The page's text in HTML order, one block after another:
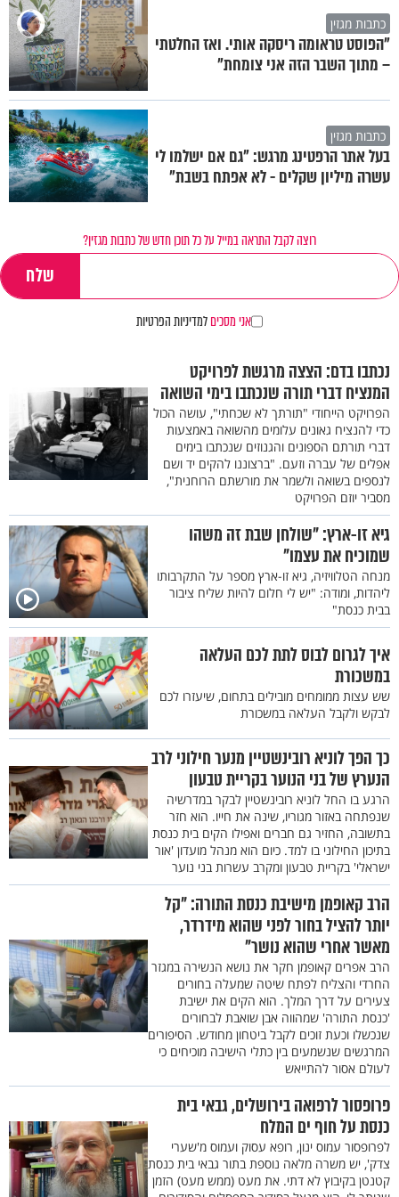
כתבות מגזין
"הפוסט טראומה ריסקה אותי. ואז החלטתי
– מתוך השבר הזה אני צומחת"
כתבות מגזין
בעל אתר הרפטינג מרגש: "גם אם ישלמו לי
עשרה מיליון שקלים - לא אפתח בשבת"
רוצה לקבל התראה במייל על כל תוכן חדש של כתבות מגזין?
אני מסכיםלמדיניות הפרטיות
נכתבו בדם: הצצה מרגשת לפרויקט
המנציח דברי תורה שנכתבו בימי השואה
הפרויקט הייחודי "תורתך לא שכחתי", עושה הכול
כדי להנציח גאונים עלומים מהשואה באמצעות
דברי תורתם הספונים והגנוזים שנכתבו בימים
אפלים של עברה וזעם. "ברצוננו להקים יד ושם
לנספים בשואה ולשמר את מורשתם הרוחנית",
מסביר יוזם הפרויקט
גיא זו-ארץ: "שולחן שבת זה משהו
שמוכיח את עצמו"
מנחה הטלוויזיה, גיא זו-ארץ מספר על התקרבותו
ליהדות, ומודה: "יש לי חלום להיות שליח ציבור
בבית כנסת"
איך לגרום לבוס לתת לכם העלאה
במשכורת
שש עצות ממומחים מובילים בתחום, שיעזרו לכם
לבקש ולקבל העלאה במשכורת
כך הפך לוניא רובינשטיין מנער חילוני לרב
הנערץ של בני הנוער בקריית טבעון
הרגע בו החל לוניא רובינשטיין לבקר במדרשיה
שנפתחה באזור מגוריו, שינה את חייו. הוא חזר
בתשובה, החזיר גם חברים ואפילו הקים בית כנסת
בתיכון החילוני בו למד. כיום הוא מנהל מועדון 'אור
ישראלי' בקריית טבעון ומקרב עשרות בני נוער
הרב קאופמן מישיבת כנסת התורה: "קל
יותר להציל בחור לפני שהוא מידרדר,
מאשר אחרי שהוא נושר"
הרב אפרים קאופמן חקר את נושא הנשירה במגזר
החרדי והצליח לפתח שיטה שמעלה בחורים
צעירים על דרך המלך. הוא הקים את ישיבת
'כנסת התורה' שמהווה אבן שואבת לבחורים
שנכשלו וכעת זוכים לקבל ביטחון מחודש. הסיפורים
המרגשים שנשמעים בין כתלי הישיבה מוכיחים כי
לעולם אסור להתייאש
פרופסור לרפואה בירושלים, גבאי בית
כנסת על חוף ים המלח
לפרופסור עמוס ינון, רופא עסוק ועמוס מ'שערי
צדק', יש משרה מלאה נוספת בתור גבאי בית כנסת
קטנטן בקיבוץ לא דתי. את מעט (ממש מעט) הזמן